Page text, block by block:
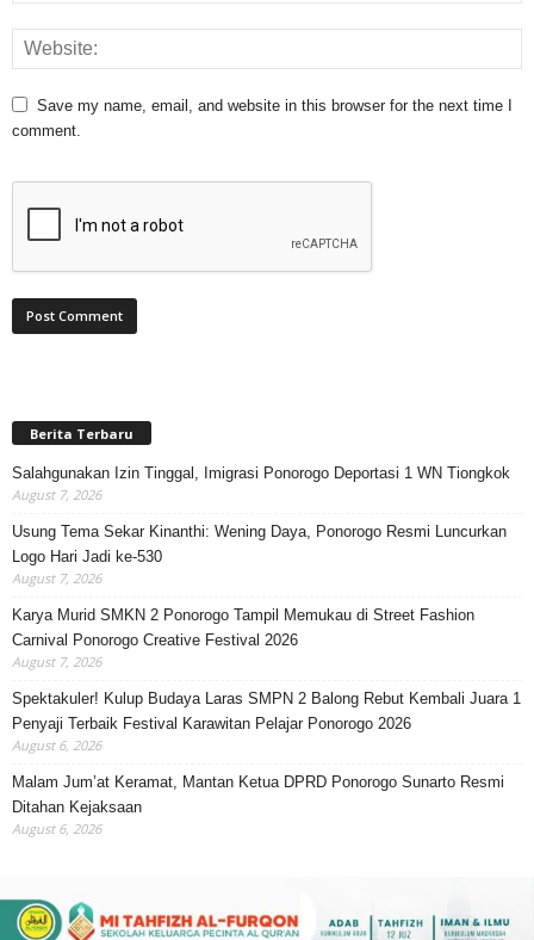
Save my name, email, and website in this browser for the next time I
comment.
Berita Terbaru
Salahgunakan Izin Tinggal, Imigrasi Ponorogo Deportasi 1 WN Tiongkok
August 7, 2026
Usung Tema Sekar Kinanthi: Wening Daya, Ponorogo Resmi Luncurkan
Logo Hari Jadi ke-530
August 7, 2026
Karya Murid SMKN 2 Ponorogo Tampil Memukau di Street Fashion
Carnival Ponorogo Creative Festival 2026
August 7, 2026
Spektakuler! Kulup Budaya Laras SMPN 2 Balong Rebut Kembali Juara 1
Penyaji Terbaik Festival Karawitan Pelajar Ponorogo 2026
August 6, 2026
Malam Jum’at Keramat, Mantan Ketua DPRD Ponorogo Sunarto Resmi
Ditahan Kejaksaan
August 6, 2026